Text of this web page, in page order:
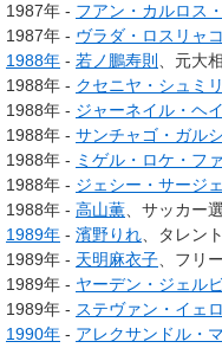
1987年 - フアン・カルロス
1987年 - ヴラダ・ロスリャ
1988年 - 若ノ鵬寿則
、元大
1988年 - クセニヤ・シュミ
1988年 - ジャーネイル・ヘ
1988年 - サンチャゴ・ガル
1988年 - ミゲル・ロケ・フ
1988年 - ジェシー・サージ
1988年 - 高山薫 、サッカー
1989年 - 濱野りれ 、タレン
1989年 - 天明麻衣子 、フリ
1989年 - ヤーデン・ジェル
1989年 - ステヴァン・イェ
1990年 - アレクサンドル・